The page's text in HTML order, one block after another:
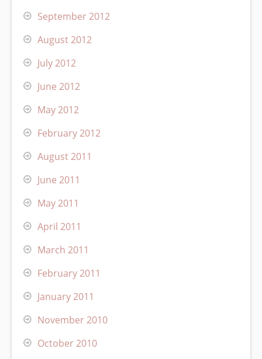
September 2012
August 2012
July 2012
June 2012
May 2012
February 2012
August 2011
June 2011
May 2011
April 2011
March 2011
February 2011
January 2011
November 2010
October 2010